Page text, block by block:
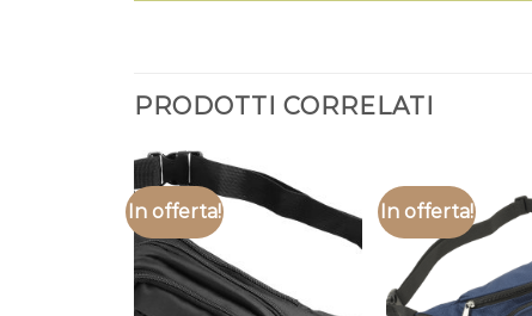
PRODOTTI CORRELATI
In offerta! In offerta!